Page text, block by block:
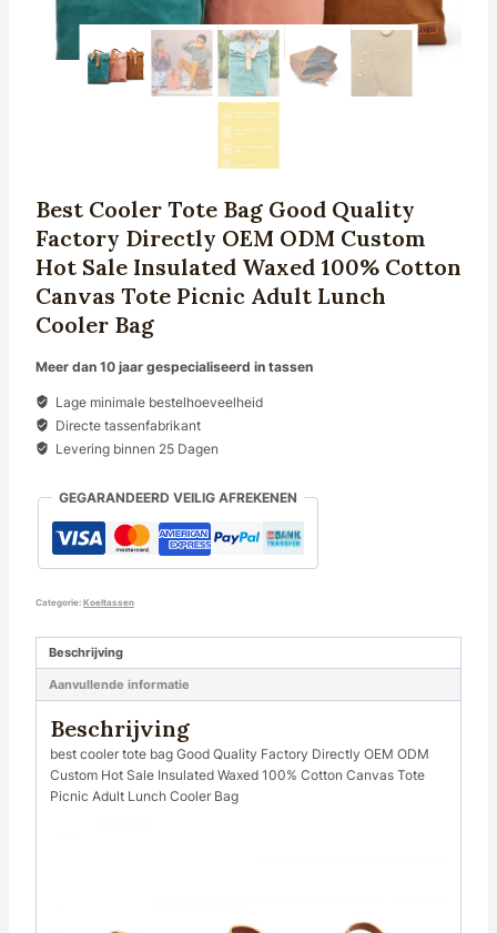
Best Cooler Tote Bag Good Quality
Factory Directly OEM ODM Custom
Hot Sale Insulated Waxed 100% Cotton
Canvas Tote Picnic Adult Lunch
Cooler Bag
Meer dan 10 jaar gespecialiseerd in tassen
Lage minimale bestelhoeveelheid
Directe tassenfabrikant
Levering binnen 25 Dagen
GEGARANDEERD VEILIG AFREKENEN
Categorie: Koeltassen
Beschrijving
Aanvullende informatie
Beschrijving
best cooler tote bag Good Quality Factory Directly OEM ODM
Custom Hot Sale Insulated Waxed 100% Cotton Canvas Tote
Picnic Adult Lunch Cooler Bag